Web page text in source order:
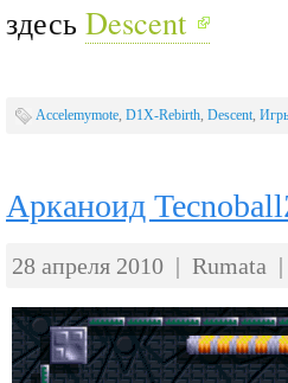
здесь Descent
Accelemymote, D1X-Rebirth, Descent,
Арканоид
28 апреля 2010 | Rumata |